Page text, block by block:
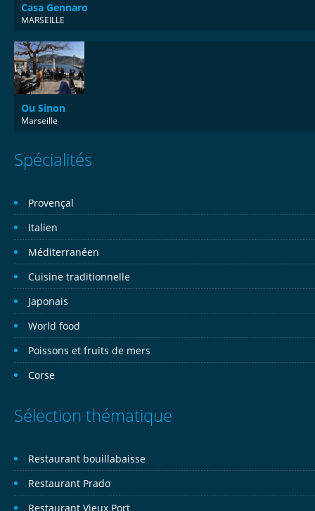
Casa Gennaro
MARSEILLE
Ou Sinon
Marseille
Spécialités
Provençal
Italien
Méditerranéen
Cuisine traditionnelle
Japonais
World food
Poissons et fruits de mers
Corse
Sélection thématique
Restaurant bouillabaisse
Restaurant Prado
Restaurant Vieux Port